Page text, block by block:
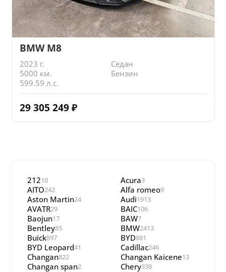
BMW M8
2023 г.
Седан
5000 км.
Бензин
599.59 л.с.
29 305 249 ₽
21210 Acura3
AITO242 Alfa romeo9
Aston Martin24 Audi1913
AVATR29 BAIC106
Baojun17 BAW7
Bentley85 BMW2413
Buick897 BYD881
BYD Leopard41 Cadillac246
Changan822 Changan Kaicene13
Changan span2 Chery338